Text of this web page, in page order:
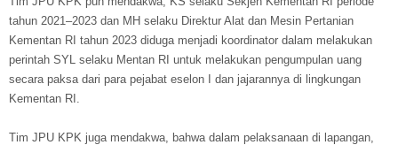
tahun 2021–2023 dan MH selaku Direktur Alat dan Mesin Pertanian
Kementan RI tahun 2023 diduga menjadi koordinator dalam melakukan
perintah SYL selaku Mentan RI untuk melakukan pengumpulan uang
secara paksa dari para pejabat eselon I dan jajarannya di lingkungan
Kementan RI.
Tim JPU KPK juga mendakwa, bahwa dalam pelaksanaan di lapangan,